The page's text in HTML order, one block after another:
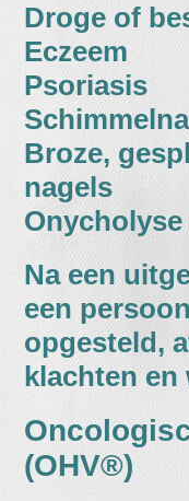
Droge of
Eczeem
Psoriasis
Broze,
nagels
Na een
een
opgesteld,
klachten en
(OHV®)